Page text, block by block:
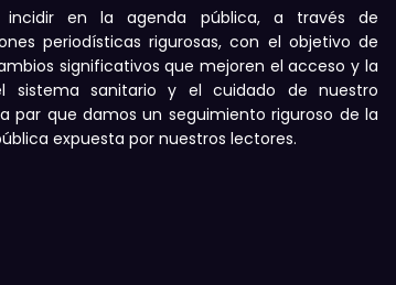
incidir en la agenda pública, a través de
periodísticas rigurosas, con el objetivo de
significativos que mejoren el acceso y la
sistema sanitario y el cuidado de nuestro
par que damos un seguimiento riguroso de la
expuesta por nuestros lectores.